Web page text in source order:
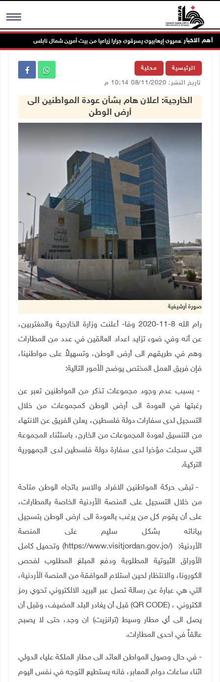
MENU أهم الاخبارمستعمرون إرهابيون يسرقون جرارا زراعيا من بيت أمرين شمال نابلس
الرئيسية محلية
تاريخ النشر: 08/11/2020 10:14 م
الخارجية: اعلان هام بشأن عودة المواطنين الى
أرض الوطن
صورة أرشيفية
رام الله 8-11-2020 وفا- أعلنت وزارة الخارجية والمغتربين،
عن أنه وفي ضوء تزايد اعداد العالقين في عدد من المطارات
وهم في طريقهم الى أرض الوطن، وتسهيلاً على مواطنينا،
فإن فريق العمل المختص يوضح الأمور التالية:
- بسبب عدم وجود مجموعات تذكر من المواطنين تعبر عن
رغبتها في العودة الى أرض الوطن كمجموعات من خلال
التسجيل لدى سفارات دولة فلسطين، يعلن الفريق عن الانتهاء
من التنسيق لعودة المجموعات من الخارج، باستثناء المجموعة
التي سجلت مؤخرا لدى سفارة دولة فلسطين لدى الجمهورية
التركية.
- تبقى حركة المواطنين الافراد والاسر باتجاه الوطن متاحة
من خلال التسجيل على المنصة الأردنية الخاصة بالمطارات،
على أن يقوم كل من يرغب بالعودة الى ارض الوطن بتسجيل
بياناته بشكل سليم على المنصة
الأردنية: (https://www.visitjordan.gov.jo/) وتحميل كامل
الأوراق الثبوتية المطلوبة ودفع المبلغ المطلوب لفحص
الكورونا، والانتظار لحين استلام الموافقة من المنصة الأردنية،
التي هي عبارة عن رسالة تصل عبر البريد الالكتروني تحوي رمز
الكتروني ، (QR CODE) قبل أن يغادر البلد المضيف، وقبل أن
يصل الى أي مطار وسيط (ترانزيت) ان وجد، حتى لا يصبح
عالقاً في احدى المطارات.
- في حال وصول المواطن العائد الى مطار الملكة علياء الدولي
اثناء ساعات دوام المعابر، فانه يستطيع التوجه في نفس اليوم